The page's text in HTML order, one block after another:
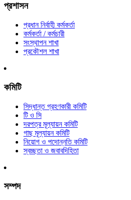
প্রশাসন
প্রধান নির্বাহী কর্মকর্তা
কর্মকর্তা / কর্মচারী
সংস্থাপন শাখা
প্রকৌশল শাখা
কমিটি
সিদ্ধান্ত গ্রহণকারী কমিটি
টি ও সি
দরপত্র মূল্যায়ন কমিটি
গাছ মূল্যায়ন কমিটি
নিয়োগ ও পদোন্নতি কমিটি
স্বচ্ছতা ও জবাবদিহিতা
সম্পদ